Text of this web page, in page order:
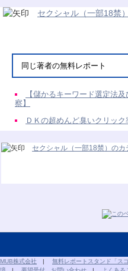
セクシャル（一部18禁
同じ著者の無料レポート
【儲かるキーワード選定法
察】
ＤＫの超めんど臭いクリック
セクシャル（一部18禁）の
MUB株式会社 | 無料レポートスタンド「スゴ